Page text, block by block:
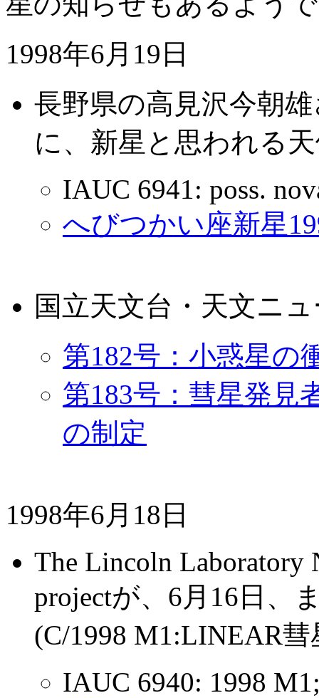
1998年6月19日
長野県の高見沢今朝
に、新星と思われる
IAUC 6941: poss.
へびつかい座新星
国立天文台・天文ニ
第182号：小惑星の
第183号：彗星発見
の制定
1998年6月18日
The Lincoln Laboratory
projectが、6月16日、
(C/1998 M1:LINEAR彗
IAUC 6940: 1998